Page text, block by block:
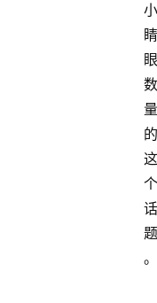
小
睛
眼
数
量
的
这
个
话
题
。